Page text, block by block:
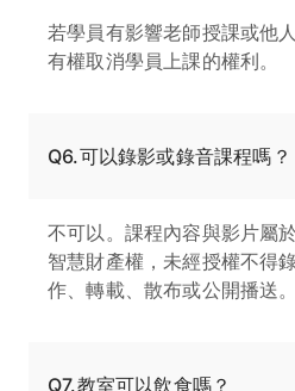
若學員有影響老師授課或他
有權取消學員上課的權利。
Q6.可以錄影或錄音課程嗎？
不可以。課程內容與影片屬
智慧財產權，未經授權不得
作、轉載、散布或公開播送。
Q7.教室可以飲食嗎？